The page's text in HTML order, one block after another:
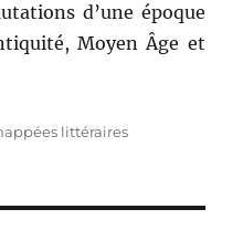
d’une époque
Moyen Âge et
littéraires